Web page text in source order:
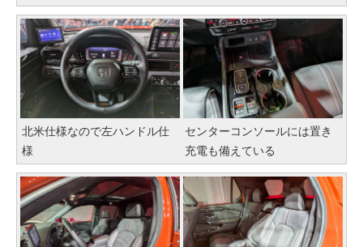
北米仕様なので左ハンドル仕
様
センターコンソールには置き
充電も備えている